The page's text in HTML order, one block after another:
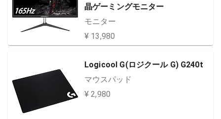
晶ゲーミングモニター
モニター
¥ 13,980
Logicool G(ロジクール G) G240t
マウスパッド
¥ 2,980